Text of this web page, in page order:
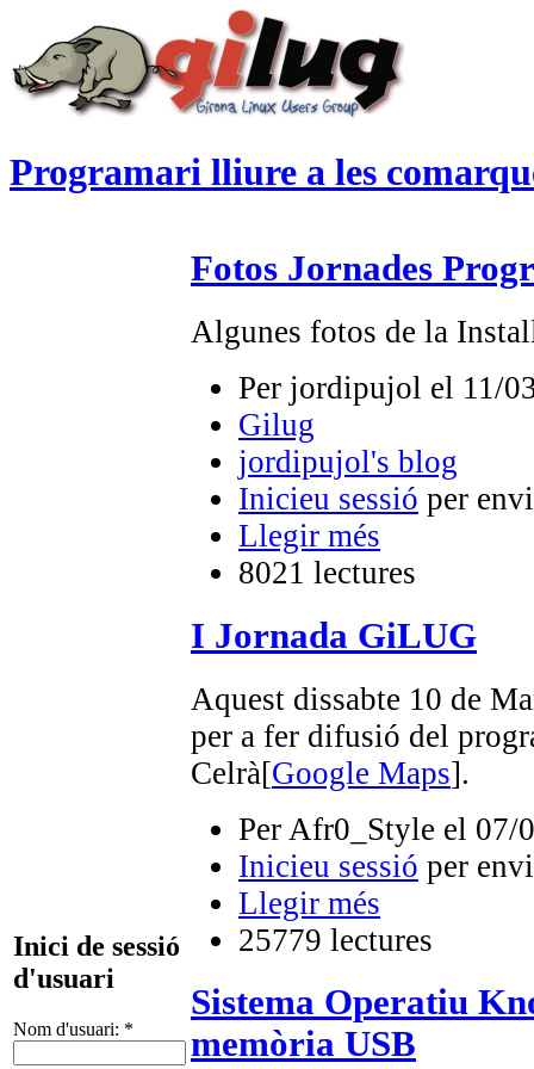
Programari lliure a les
Inici de sessió
d'usuari
Nom d'usuari: *
Fotos Jornades
Algunes fotos de la
Per jordipujol el 11/
Gilug
jordipujol's blog
Inicieu sessió per
Llegir més
8021 lectures
I Jornada GiLUG
Aquest dissabte 10 de
per a fer difusió del
Celrà[Google Maps].
Per Afr0_Style el 07/
Inicieu sessió per
Llegir més
25779 lectures
Sistema Operatiu
memòria USB